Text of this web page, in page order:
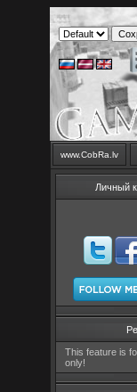
www.CobRa.lv
Личный
This feature is
only!